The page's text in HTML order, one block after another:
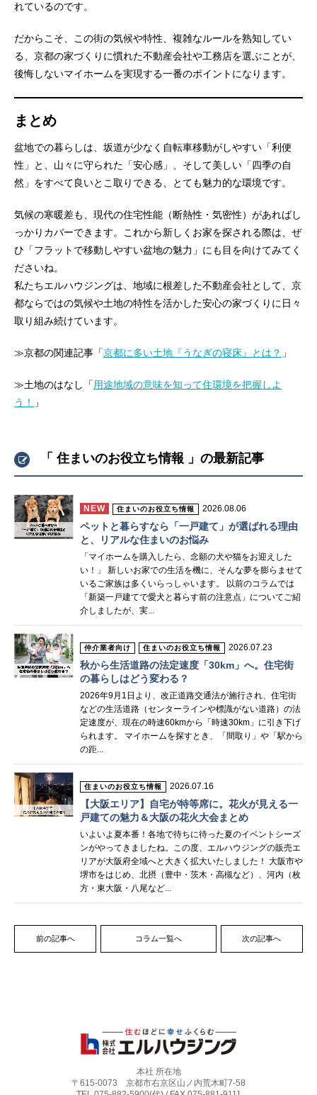
れているのです。
だからこそ、この街の気候や特性、複雑なルールを熟知してい
る、京都の家づくりに慣れた不動産会社や工務店を選ぶことが、
後悔しないマイホームを実現する一番のポイントになります。
まとめ
盆地での暮らしは、坂道が少なく自転車移動がしやすい「利便
性」と、山々に守られた「安心感」、そして美しい「四季の自
然」をすべて良いとこ取りできる、とても魅力的な環境です。
気候の寒暖差も、現代の住宅性能（断熱性・気密性）があればし
っかりカバーできます。これから新しくお家を探される際は、ぜ
ひ「フラットで移動しやすい盆地の魅力」にも目を向けてみてく
ださいね。
私たちエルハウジングは、地域に根差した不動産会社として、京
都ならではの気候や土地の特性を活かした安心の家づくりに日々
取り組み続けています。
≫京都の関連記事「京都に多い土地『うなぎの寝床』とは？ 」
≫土地のはなし「用途地域の意味を知って住環境を把握しよ
う！
」
「 住まいのお役立ち情報 」の最新記事
NEW 住まいのお役立ち情報 2026.08.06
ペットと暮らすなら「一戸建て」が選ばれる理由
と、リアルな住まいのお悩み
「マイホームを購入したら、念願の犬や猫をお迎えした
い！」 新しいお家での生活を機に、そんな夢を膨らませて
いるご家族は多くいらっしゃいます。 以前のコラムでは
「新築一戸建てで愛犬と暮らす前の注意点」についてご紹
介しましたが、実...
仲介業者向け 住まいのお役立ち情報 2026.07.23
秋から生活道路の法定速度「30km」へ。住宅街
の暮らしはどう変わる？
2026年9月1日より、改正道路交通法が施行され、住宅街
などの生活道路（センターラインや標識がない道路）の法
定速度が、現在の時速60kmから「時速30km」に引き下げ
られます。 マイホームを探すとき、「間取り」や「駅から
の距...
住まいのお役立ち情報 2026.07.16
【大阪エリア】自宅が特等席に。花火が見える一
戸建ての魅力＆大阪の花火大会まとめ
いよいよ夏本番！各地で待ちに待った夏のイベントシーズ
ンがやってきましたね。この度、エルハウジングの販売エ
リアが大阪府全域へと大きく拡大いたしました！ 大阪市や
堺市をはじめ、北摂（豊中・茨木・高槻など）、河内（枚
方・東大阪・八尾など...
前の記事へ コラム一覧へ 次の記事へ
本社 所在地
〒615-0073 京都市右京区山ノ内荒木町7-58